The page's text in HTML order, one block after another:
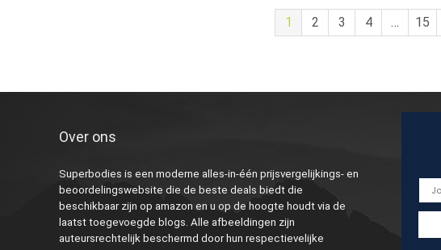
1 2 3 4 … 15
Over ons
Superbodies is een moderne alles-in-één prijsvergelijkings- en
beoordelingswebsite die de beste deals biedt die
beschikbaar zijn op amazon en u op de hoogte houdt via de
laatst toegevoegde blogs. Alle afbeeldingen zijn
auteursrechtelijk beschermd door hun respectievelijke